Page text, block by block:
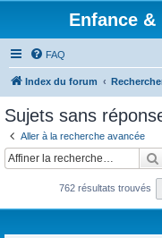
Enfance
FAQ
Index du forum
Sujets sans
Aller à la recherche avancée
762 résultats trouvés